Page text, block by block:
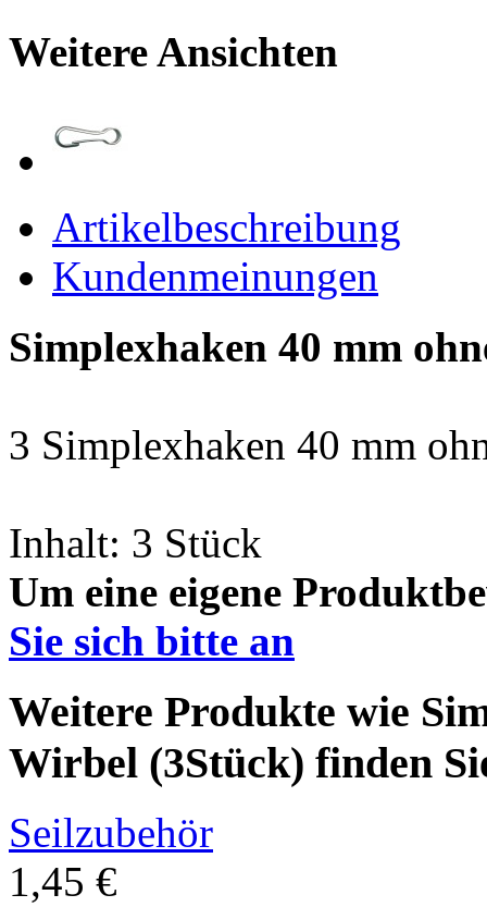
Weitere Ansichten
Artikelbeschreibung
Kundenmeinungen
Simplexhaken 40 mm
3 Simplexhaken 40 mm
Inhalt: 3 Stück
Um eine eigene
Sie sich bitte an
Weitere Produkte wie
Wirbel (3Stück) finden
Seilzubehör
1,45 €